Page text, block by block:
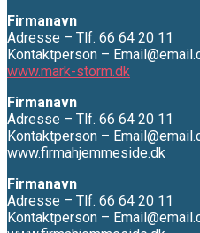
Firmanavn
Adresse – Tlf. 66 64 20 11
Kontaktperson –
www.mark-storm.dk
Firmanavn
Adresse – Tlf. 66 64 20 11
Kontaktperson –
www.firmahjemmeside.dk
Firmanavn
Adresse – Tlf. 66 64 20 11
Kontaktperson –